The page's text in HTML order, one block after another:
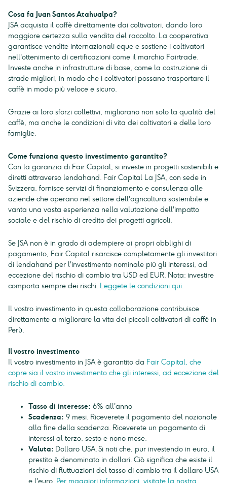
Cosa fa Juan Santos Atahualpa?
JSA acquista il caffè direttamente dai coltivatori, dando loro
maggiore certezza sulla vendita del raccolto. La cooperativa
garantisce vendite internazionali eque e sostiene i coltivatori
nell'ottenimento di certificazioni come il marchio Fairtrade.
Investe anche in infrastrutture di base, come la costruzione di
strade migliori, in modo che i coltivatori possano trasportare il
caffè in modo più veloce e sicuro.
Grazie ai loro sforzi collettivi, migliorano non solo la qualità del
caffè, ma anche le condizioni di vita dei coltivatori e delle loro
famiglie.
Come funziona questo investimento garantito?
Con la garanzia di Fair Capital, si investe in progetti sostenibili e
diretti attraverso lendahand. Fair Capital La JSA, con sede in
Svizzera, fornisce servizi di finanziamento e consulenza alle
aziende che operano nel settore dell'agricoltura sostenibile e
vanta una vasta esperienza nella valutazione dell'impatto
sociale e del rischio di credito dei progetti agricoli.
Se JSA non è in grado di adempiere ai propri obblighi di
pagamento, Fair Capital risarcisce completamente gli investitori
di lendahand per l'investimento nominale più gli interessi, ad
eccezione del rischio di cambio tra USD ed EUR. Nota: investire
comporta sempre dei rischi. Leggete le condizioni qui.
Il vostro investimento in questa collaborazione contribuisce
direttamente a migliorare la vita dei piccoli coltivatori di caffè in
Perù.
Il vostro investimento
Il vostro investimento in JSA è garantito da Fair Capital, che
copre sia il vostro investimento che gli interessi, ad eccezione del
rischio di cambio.
Tasso di interesse: 6% all'anno
Scadenza: 9 mesi. Riceverete il pagamento del nozionale
alla fine della scadenza. Riceverete un pagamento di
interessi al terzo, sesto e nono mese.
Valuta: Dollaro USA. Si noti che, pur investendo in euro, il
prestito è denominato in dollari. Ciò significa che esiste il
rischio di fluttuazioni del tasso di cambio tra il dollaro USA
e l'euro. Per maggiori informazioni, visitate la nostra